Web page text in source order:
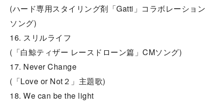
(ハード専用スタイリング剤「Gatti」コラボレーション
ソング)
16. スリルライフ
(「白鯨ティザー レースドローン篇」CMソング)
17. Never Change
(「Love or Not２」主題歌)
18. We can be the light